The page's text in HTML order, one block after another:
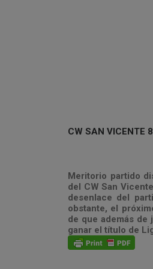
CW SAN VICENTE
Meritorio partido
del CW San
desenlace del
obstante, el
de que además de
ganar el título de